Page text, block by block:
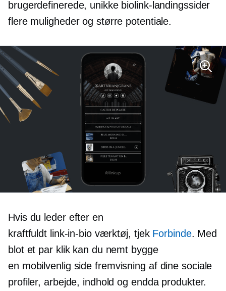
brugerdefinerede, unikke biolink-landingssider
flere muligheder og større potentiale.
Hvis du leder efter en
kraftfuldt link-in-bio værktøj, tjek Forbinde. Med
blot et par klik kan du nemt bygge
en mobilvenlig side fremvisning af dine sociale
profiler, arbejde, indhold og endda produkter.